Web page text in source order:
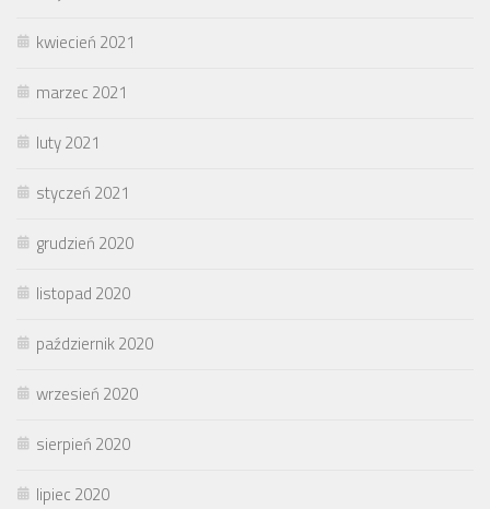
kwiecień 2021
marzec 2021
luty 2021
styczeń 2021
grudzień 2020
listopad 2020
październik 2020
wrzesień 2020
sierpień 2020
lipiec 2020